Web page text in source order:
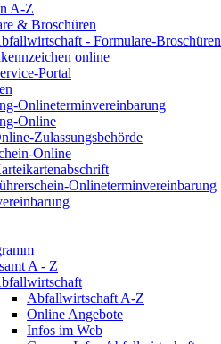
A-Z
& Broschüren
- Formulare-Broschüren
online
Portal
Onlineterminvereinbarung
Online
Zulassungsbehörde
Online
Onlineterminvereinbarung
A - Z
Abfallwirtschaft A-Z
Online Angebote
Infos im Web